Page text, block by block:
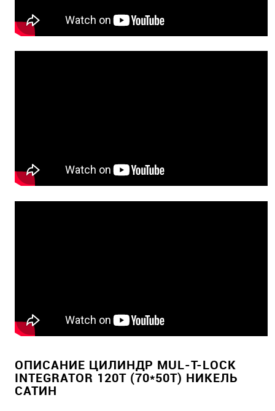
ОПИСАНИЕ ЦИЛИНДР MUL-T-LOCK
INTEGRATOR 120T (70*50T) НИКЕЛЬ
САТИН